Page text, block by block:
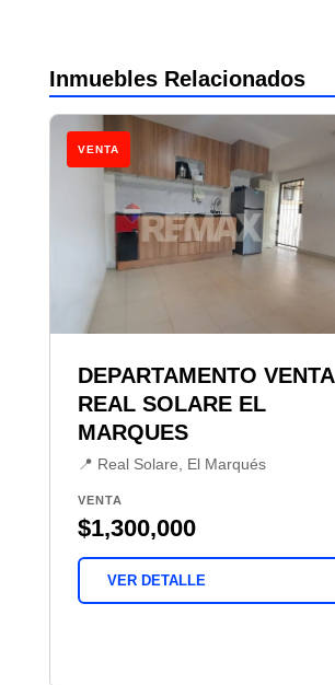
Inmuebles Relacionados
VENTA
DEPARTAMENTO VENTA
REAL SOLARE EL
MARQUES
📍 Real Solare, El Marqués
VENTA
$1,300,000
VER DETALLE